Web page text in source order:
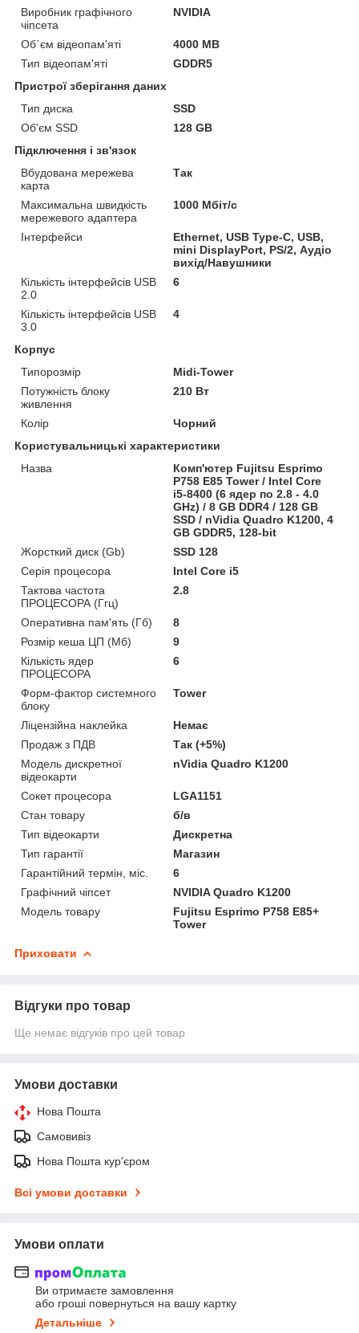
Виробник графічного
чіпсета
NVIDIA
Об`єм відеопам'яті
4000 MB
Тип відеопам'яті
GDDR5
Пристрої зберігання даних
Тип диска
SSD
Об'єм SSD
128 GB
Підключення і зв'язок
Вбудована мережева
карта
Так
Максимальна швидкість
мережевого адаптера
1000 Мбіт/с
Інтерфейси
Ethernet, USB Type-C, USB,
mini DisplayPort, PS/2, Аудіо
вихід/Навушники
Кількість інтерфейсів USB
2.0
6
Кількість інтерфейсів USB
3.0
4
Корпус
Типорозмір
Midi-Tower
Потужність блоку
живлення
210 Вт
Колір
Чорний
Користувальницькі характеристики
Назва
Комп'ютер Fujitsu Esprimo
P758 E85 Tower / Intel Core
i5-8400 (6 ядер по 2.8 - 4.0
GHz) / 8 GB DDR4 / 128 GB
SSD / nVidia Quadro K1200, 4
GB GDDR5, 128-bit
Жорсткий диск (Gb)
SSD 128
Серія процесора
Intel Core i5
Тактова частота
ПРОЦЕСОРА (Ггц)
2.8
Оперативна пам'ять (Гб)
8
Розмір кеша ЦП (Мб)
9
Кількість ядер
ПРОЦЕСОРА
6
Форм-фактор системного
блоку
Tower
Ліцензійна наклейка
Немає
Продаж з ПДВ
Так (+5%)
Модель дискретної
відеокарти
nVidia Quadro K1200
Сокет процесора
LGA1151
Стан товару
б/в
Тип відеокарти
Дискретна
Тип гарантії
Магазин
Гарантійний термін, міс.
6
Графічний чіпсет
NVIDIA Quadro K1200
Модель товару
Fujitsu Esprimo P758 E85+
Tower
Приховати
Відгуки про товар
Ще немає відгуків про цей товар
Умови доставки
Нова Пошта
Самовивіз
Нова Пошта кур'єром
Всі умови доставки
Умови оплати
Ви отримаєте замовлення
або гроші повернуться на вашу картку
Детальніше